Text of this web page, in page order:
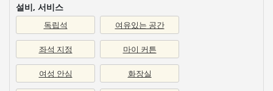
설비, 서비스
독립석 여유있는 공간
좌석 지정 마이 커튼
여성 안심 화장실